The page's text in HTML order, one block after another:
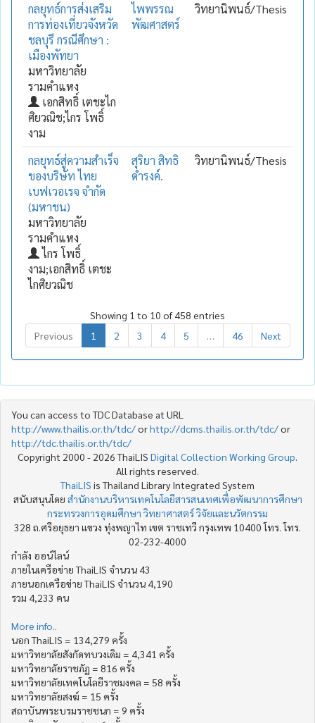
กลยุทธ์การส่งเสริม
การท่องเที่ยวจังหวัด
ชลบุรี กรณีศึกษา :
เมืองพัทยา
มหาวิทยาลัย
รามคำแหง
เอกสิทธิ์ เตชะไก
ศิยวณิช;ไกร โพธิ์
งาม
ไพพรรณ
พัฒศาสตร์
วิทยานิพนธ์/Thesis
กลยุทธ์สู่ความสำเร็จ
ของบริษัท ไทย
เบฟเวอเรจ จำกัด
(มหาชน)
มหาวิทยาลัย
รามคำแหง
ไกร โพธิ์
งาม;เอกสิทธิ์ เตชะ
ไกศิยวณิช
สุริยา สิทธิ
ดำรงค์.
วิทยานิพนธ์/Thesis
Showing 1 to 10 of 458 entries
Previous
1 2 3 4 5 46 Next
You can access to TDC Database at URL
http://www.thailis.or.th/tdc/orhttp://dcms.thailis.or.th/tdc/or
http://tdc.thailis.or.th/tdc/
Copyright 2000 - 2026 ThaiLIS Digital Collection Working Group
All rights reserved.
ThaiLIS is Thailand Library Integrated System
สนับสนุนโดย สำนักงานบริหารเทคโนโลยีสารสนเทศเพื่อพัฒนาการศึกษา
กระทรวงการอุดมศึกษา วิทยาศาสตร์ วิจัยและนวัตกรรม
328 ถ.ศรีอยุธยา แขวง ทุ่งพญาไท เขต ราชเทวี กรุงเทพ 10400 โทร. โทร.
02-232-4000
กำลัง ออน์ไลน์
ภายในเครือข่าย ThaiLIS จำนวน 43
ภายนอกเครือข่าย ThaiLIS จำนวน 4,190
รวม 4,233 คน
More info..
นอก ThaiLIS = 134,279 ครั้ง
มหาวิทยาลัยสังกัดทบวงเดิม = 4,341 ครั้ง
มหาวิทยาลัยราชภัฏ = 816 ครั้ง
มหาวิทยาลัยเทคโนโลยีราชมงคล = 58 ครั้ง
มหาวิทยาลัยสงฆ์ = 15 ครั้ง
สถาบันพระบรมราชชนก = 9 ครั้ง